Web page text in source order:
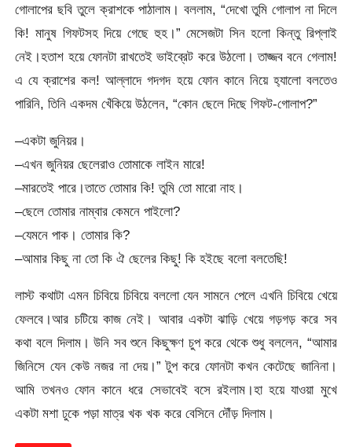
গোলাপের ছবি তুলে ক্রাশকে পাঠালাম। বললাম, “দেখো তুমি গোলাপ না দিলে
কি! মানুষ গিফটসহ দিয়ে গেছে হুহ।” মেসেজটা সিন হলো কিন্তু রিপ্লাই
নেই।হতাশ হয়ে ফোনটা রাখতেই ভাইব্রেট করে উঠলো। তাজ্জব বনে গেলাম!
এ যে ক্রাশের কল! আল্লাদে গদগদ হয়ে ফোন কানে নিয়ে হ‍্যালো বলতেও
পারিনি, তিনি একদম খেঁকিয়ে উঠলেন, “কোন ছেলে দিছে গিফট-গোলাপ?”
–একটা জুনিয়র।
–এখন জুনিয়র ছেলেরাও তোমাকে লাইন মারে!
–মারতেই পারে।তাতে তোমার কি! তুমি তো মারো নাহ।
–ছেলে তোমার নাম্বার কেমনে পাইলো?
–যেমনে পাক। তোমার কি?
–আমার কিছু না তো কি ঐ ছেলের কিছু! কি হইছে বলো বলতেছি!
লাস্ট কথাটা এমন চিবিয়ে চিবিয়ে বললো যেন সামনে পেলে এখনি চিবিয়ে খেয়ে
ফেলবে‌।আর চটিয়ে কাজ নেই। আবার একটা ঝাড়ি খেয়ে গড়গড় করে সব
কথা বলে দিলাম। উনি সব শুনে কিছুক্ষণ চুপ করে থেকে শুধু বললেন, “আমার
জিনিসে যেন কেউ নজর না দেয়।” টুপ করে ফোনটা কখন কেটেছে জানিনা।
আমি তখনও ফোন কানে ধরে সেভাবেই বসে রইলাম।হা হয়ে যাওয়া মুখে
একটা মশা ঢুকে পড়া মাত্র খক খক করে বেসিনে দৌঁড় দিলাম।